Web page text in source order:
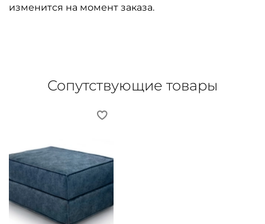
изменится на момент заказа.
Сопутствующие товары